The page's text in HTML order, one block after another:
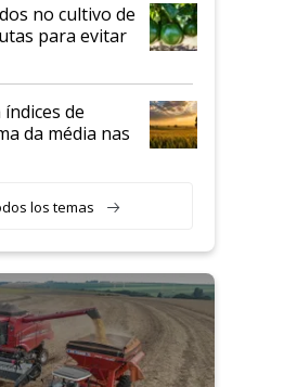
no cultivo de
para evitar
de
da média nas
los temas